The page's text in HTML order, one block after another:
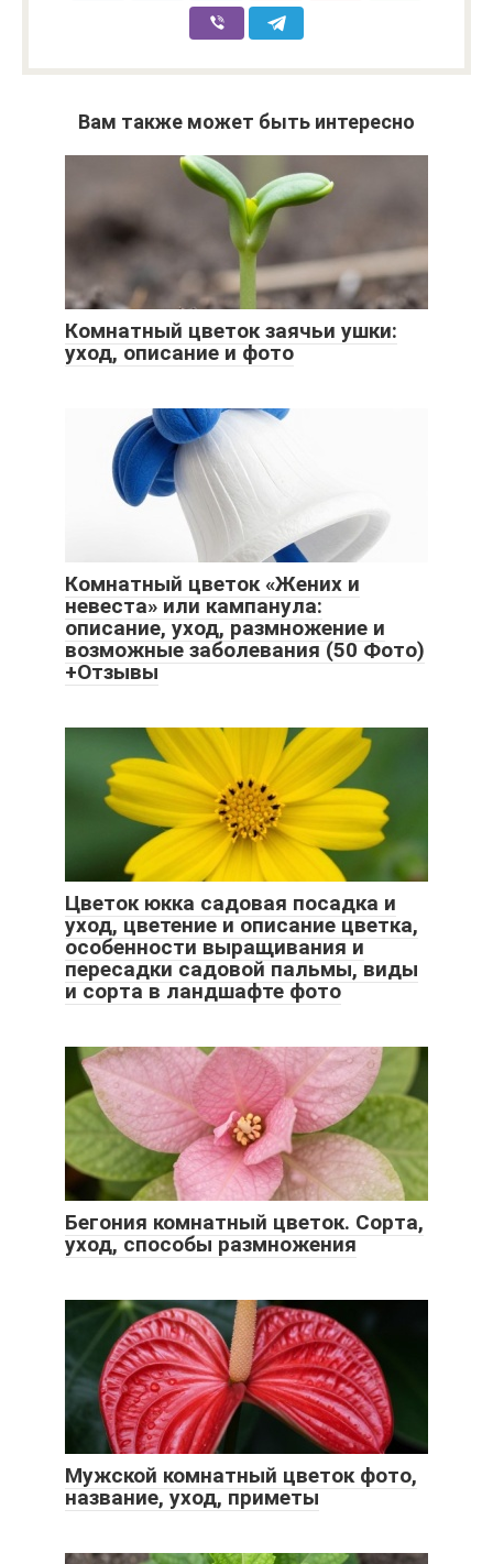
Вам также может быть интересно
Комнатный цветок заячьи ушки:
уход, описание и фото
Комнатный цветок «Жених и
невеста» или кампанула:
описание, уход, размножение и
возможные заболевания (50 Фото)
+Отзывы
Цветок юкка садовая посадка и
уход, цветение и описание цветка,
особенности выращивания и
пересадки садовой пальмы, виды
и сорта в ландшафте фото
Бегония комнатный цветок. Сорта,
уход, способы размножения
Мужской комнатный цветок фото,
название, уход, приметы